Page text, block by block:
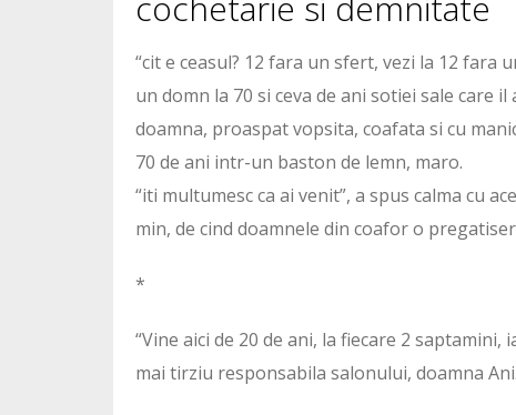
“cit e ceasul? 12 fara un sfert, vezi la 12 fara
un domn la 70 si ceva de ani sotiei sale care
doamna, proaspat vopsita, coafata si cu
70 de ani intr-un baston de lemn, maro.
“iti multumesc ca ai venit”, a spus calma cu
min, de cind doamnele din coafor o
*
“Vine aici de 20 de ani, la fiecare 2
mai tirziu responsabila salonului, doamna Ani.